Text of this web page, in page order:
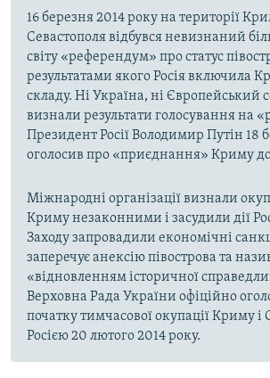
16 березня 2014 року на території
Севастополя відбувся невизнаний
світу «референдум» про статус
результатами якого Росія включила
складу. Ні Україна, ні Європейський
визнали результати голосування на
Президент Росії Володимир Путін 18
оголосив про «приєднання» Криму до
Міжнародні організації визнали
Криму незаконними і засудили дії
Заходу запровадили економічні
заперечує анексію півострова та
«відновленням історичної
Верховна Рада України офіційно
початку тимчасової окупації Криму і
Росією 20 лютого 2014 року.